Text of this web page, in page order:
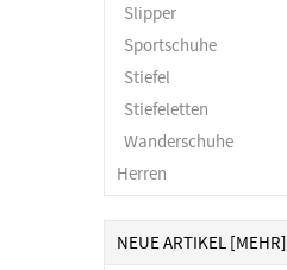
Slipper
Sportschuhe
Stiefel
Stiefeletten
Wanderschuhe
Herren
NEUE ARTIKEL [MEHR]